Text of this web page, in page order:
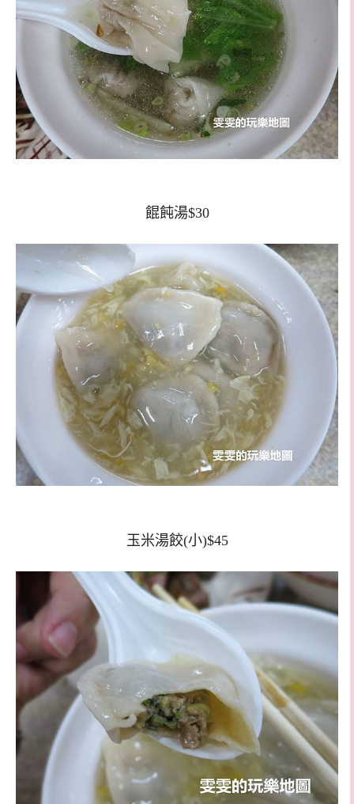
餛飩湯$30
玉米湯餃(小)$45